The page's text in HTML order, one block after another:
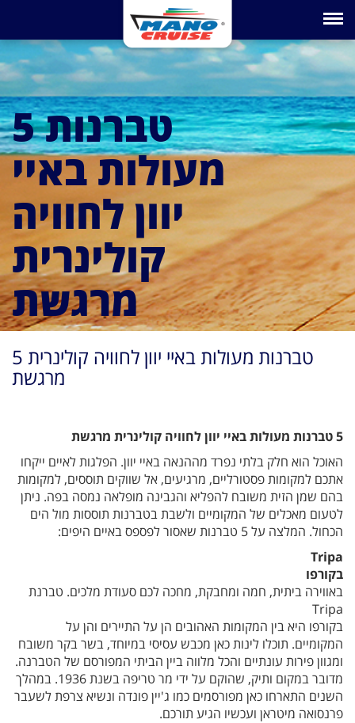
Toggle
5 טברנות
מעולות באיי
יוון לחוויה
קולינרית
מרגשת
5 טברנות מעולות באיי יוון לחוויה קולינרית
מרגשת
5 טברנות מעולות באיי יוון לחוויה קולינרית מרגשת
האוכל הוא חלק בלתי נפרד מההנאה באיי יוון. הפלגות לאיים ייקחו
אתכם למקומות פסטורליים, מרגיעים, אל שווקים תוססים, למקומות
בהם שמן הזית משובח להפליא והגבינה מופלאה נמסה בפה. ניתן
לטעום מאכלים של המקומיים ולשבת בטברנות תוססות מול הים
הכחול. המלצה על 5 טברנות שאסור לפספס באיים היפים:
Tripa
בקורפו
באווירה ביתית, חמה ומחבקת, מחכה לכם סעודת מלכים. טברנת
Tripa
בקורפו היא בין המקומות האהובים הן על התיירים והן על
המקומיים. תוכלו לינות כאן מכבש עסיסי במיוחד, בשר בקר משובח
ומגוון פירות עונתיים והכל מלווה ביין הביתי המפורסם של הטברנה.
מדובר במקום ותיק, שהוקם על ידי מר טריפה בשנת 1936. במהלך
השנים התארחו כאן מפורסמים כמו ג'יין פונדה ונשיא צרפת לשעבר
פרנסואה מיטראן ועכשיו הגיע תורכם.